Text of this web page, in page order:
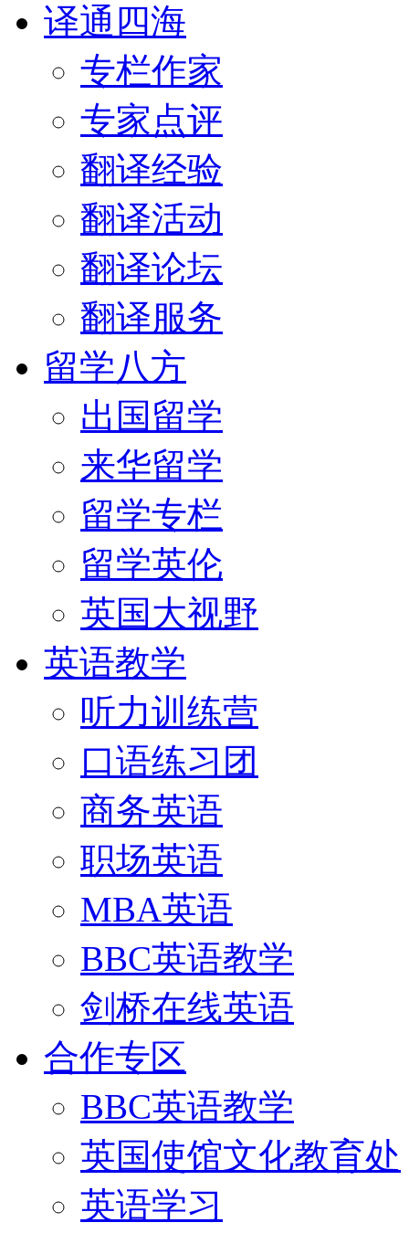
译通四海
专栏作家
专家点评
翻译经验
翻译活动
翻译论坛
翻译服务
留学八方
出国留学
来华留学
留学专栏
留学英伦
英国大视野
英语教学
听力训练营
口语练习团
商务英语
职场英语
MBA英语
BBC英语教学
剑桥在线英语
合作专区
BBC英语教学
英国使馆文化教育处
英语学习